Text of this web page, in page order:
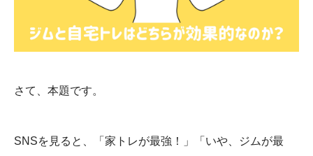
さて、本題です。
SNSを見ると、「家トレが最強！」「いや、ジムが最